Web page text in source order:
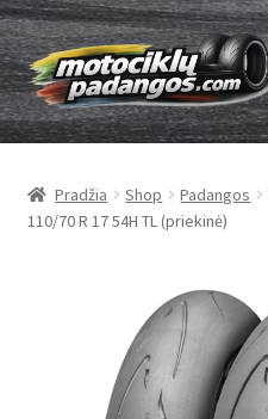
Pereiti
prie
meniu
Pereiti
prie
turinio
Padangos
Kameros
Kaip užsisakyti
Pradžia Shop Padangos
110/70 R 17 54H TL (priekinė)